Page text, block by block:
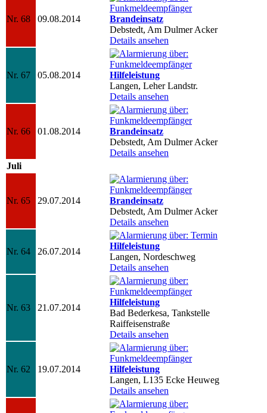
Nr. 68 09.08.2014
Brandeinsatz
Debstedt, Am Dulmer Acker
Details ansehen
Nr. 67 05.08.2014
Hilfeleistung
Langen, Leher Landstr.
Details ansehen
Nr. 66 01.08.2014
Brandeinsatz
Debstedt, Am Dulmer Acker
Details ansehen
Juli
Nr. 65 29.07.2014
Brandeinsatz
Debstedt, Am Dulmer Acker
Details ansehen
Nr. 64 26.07.2014
Hilfeleistung
Langen, Nordeschweg
Details ansehen
Nr. 63 21.07.2014
Hilfeleistung
Bad Bederkesa, Tankstelle
Raiffeisenstraße
Details ansehen
Nr. 62 19.07.2014
Hilfeleistung
Langen, L135 Ecke Heuweg
Details ansehen